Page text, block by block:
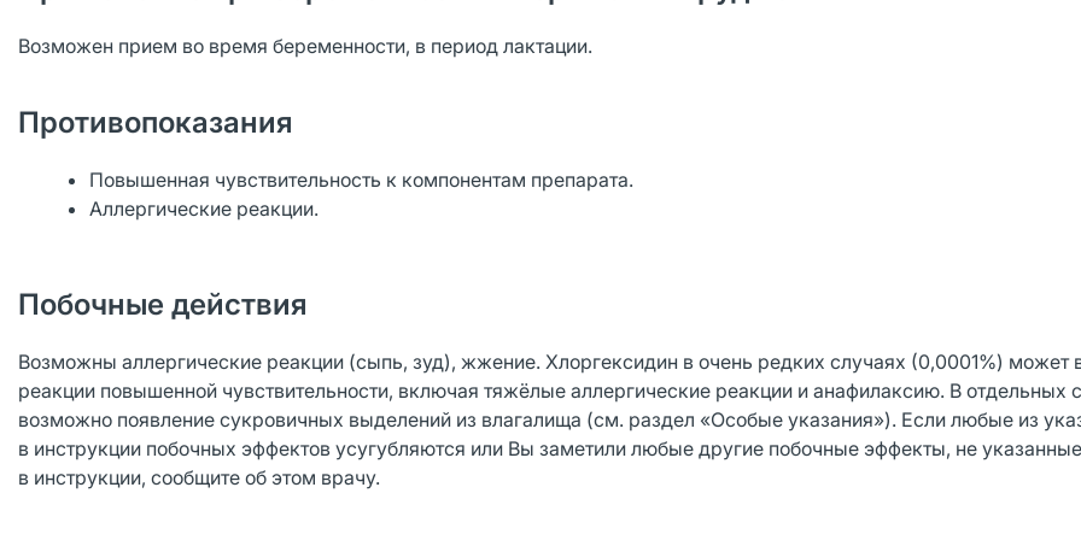
Возможен прием во время беременности, в период лактации.
Противопоказания
Повышенная чувствительность к компонентам препарата.
Аллергические реакции.
Побочные действия
Возможны аллергические реакции (сыпь, зуд), жжение. Хлоргексидин в очень редких случаях (0,0001%) может
реакции повышенной чувствительности, включая тяжёлые аллергические реакции и анафилаксию. В отдельных
возможно появление сукровичных выделений из влагалища (см. раздел «Особые указания»). Если любые из
в инструкции побочных эффектов усугубляются или Вы заметили любые другие побочные эффекты, не указанные
в инструкции, сообщите об этом врачу.